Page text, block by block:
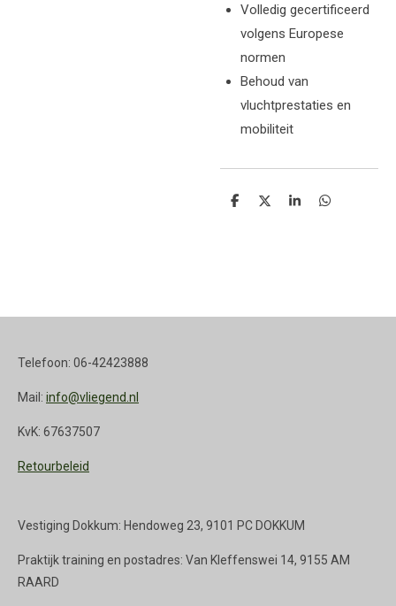
Volledig gecertificeerd
volgens Europese
normen
Behoud van
vluchtprestaties en
mobiliteit
DelenDeel ShareDelen
Telefoon: 06-42423888
Mail: info@vliegend.nl
KvK: 67637507
Retourbeleid
Vestiging Dokkum: Hendoweg 23, 9101 PC DOKKUM
Praktijk training en postadres: Van Kleffenswei 14, 9155 AM
RAARD